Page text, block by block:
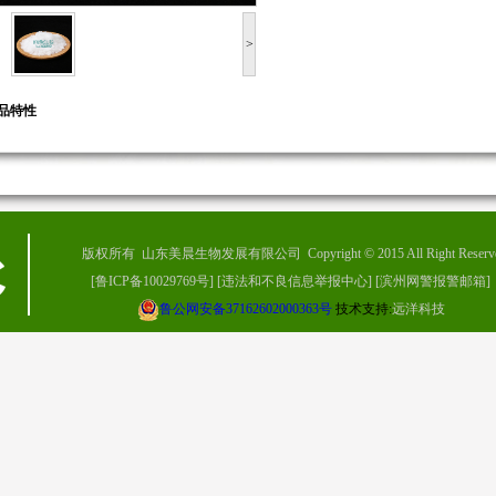
>
特性
版权所有 山东美晨生物发展有限公司 Copyright © 2015 All Right
[鲁ICP备10029769号] [违法和不良信息举报中心] [滨州网警报警邮箱]
鲁公网安备37162602000363号技术支持:远洋科技